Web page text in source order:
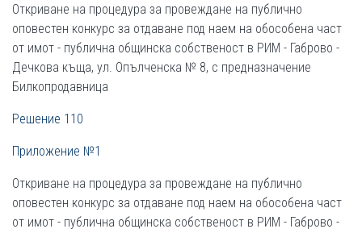
Откриване на процедура за провеждане на публично
оповестен конкурс за отдаване под наем на обособена част
от имот - публична общинска собственост в РИМ - Габрово -
Дечкова къща, ул. Опълченска № 8, с предназначение
Билкопродавница
Решение 110
Приложение №1
Откриване на процедура за провеждане на публично
оповестен конкурс за отдаване под наем на обособена част
от имот - публична общинска собственост в РИМ - Габрово -